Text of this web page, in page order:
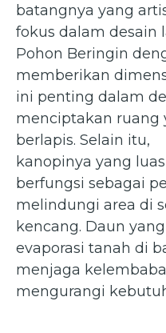
batangnya yang
fokus dalam desain
Pohon Beringin
memberikan
ini penting dalam
menciptakan ruang
berlapis. Selain itu,
kanopinya yang
berfungsi sebagai
melindungi area di
kencang. Daun
evaporasi tanah di
menjaga
mengurangi